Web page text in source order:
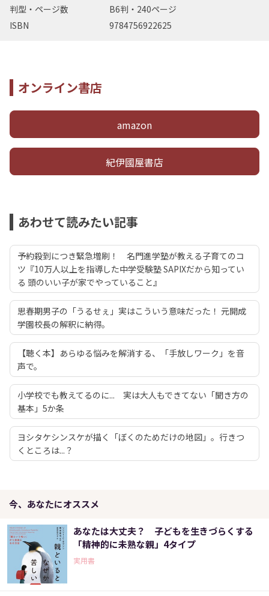
判型・ページ数
B6判・240ページ
ISBN
9784756922625
オンライン書店
amazon
紀伊國屋書店
あわせて読みたい記事
予約殺到につき緊急増刷！ 名門進学塾が教える子育てのコ
ツ『10万人以上を指導した中学受験塾 SAPIXだから知ってい
る 頭のいい子が家でやっていること』
思春期男子の「うるせぇ」実はこういう意味だった！ 元開成
学園校長の解釈に納得。
【聴く本】あらゆる悩みを解消する、「手放しワーク」を音
声で。
小学校でも教えてるのに... 実は大人もできてない「聞き方の
基本」5か条
ヨシタケシンスケが描く「ぼくのためだけの地図」。行きつ
くところは...？
今、あなたにオススメ
あなたは大丈夫？ 子どもを生きづらくする
「精神的に未熟な親」4タイプ
実用書